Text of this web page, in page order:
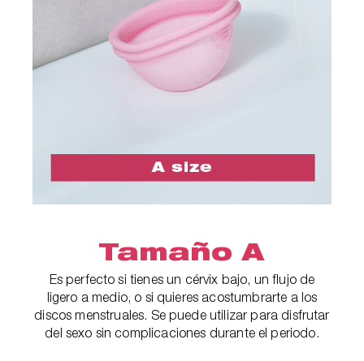
Tamaño A
Es perfecto si tienes un cérvix bajo, un flujo de
ligero a medio, o si quieres acostumbrarte a los
discos menstruales. Se puede utilizar para disfrutar
del sexo sin complicaciones durante el periodo.